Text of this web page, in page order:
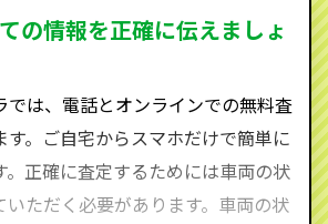
に利益を還元することができるので
い合わせ下さい。
もりはすべて無料で行います。安
せください。
の情報を正確に伝えましょ
では、電話とオンラインでの無料査
す。ご自宅からスマホだけで簡単に
。正確に査定するためには車両の状
いただく必要があります。車両の状